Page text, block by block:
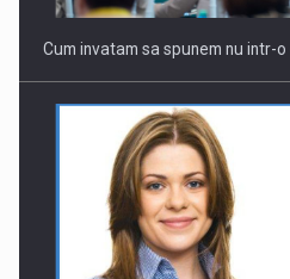
Cum invatam sa spunem nu